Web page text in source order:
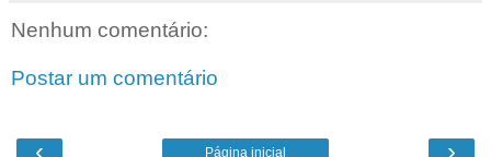
Nenhum comentário:
Postar um comentário
Página inicial